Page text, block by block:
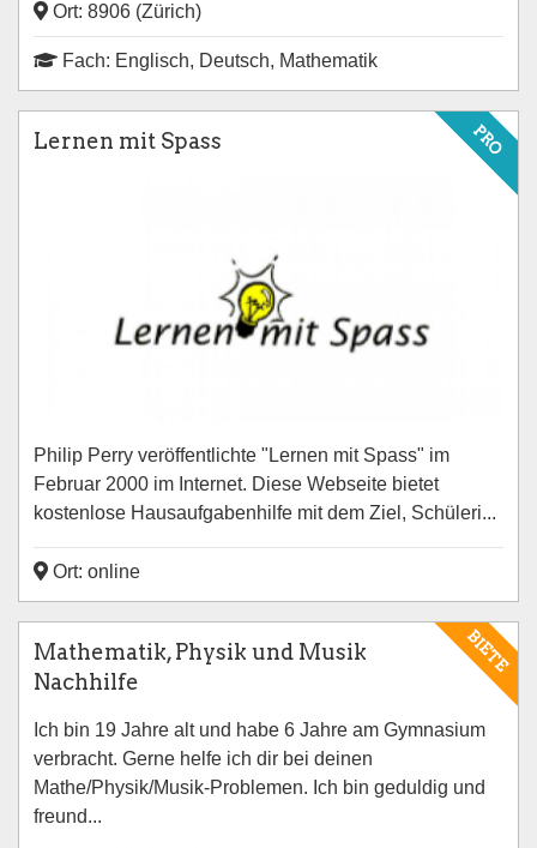
Ort: 8906 (Zürich)
Fach: Englisch, Deutsch, Mathematik
PRO
Lernen mit Spass
Philip Perry veröffentlichte "Lernen mit Spass" im
Februar 2000 im Internet. Diese Webseite bietet
kostenlose Hausaufgabenhilfe mit dem Ziel, Schüleri...
Ort: online
BIETE
Mathematik, Physik und Musik
Nachhilfe
Ich bin 19 Jahre alt und habe 6 Jahre am Gymnasium
verbracht. Gerne helfe ich dir bei deinen
Mathe/Physik/Musik-Problemen. Ich bin geduldig und
freund...